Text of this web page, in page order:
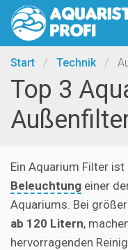
Start / Technik /
Top 3
Ein Aquarium Filter
Beleuchtung einer
Aquariums. Bei
ab 120 Litern,
hervorragenden